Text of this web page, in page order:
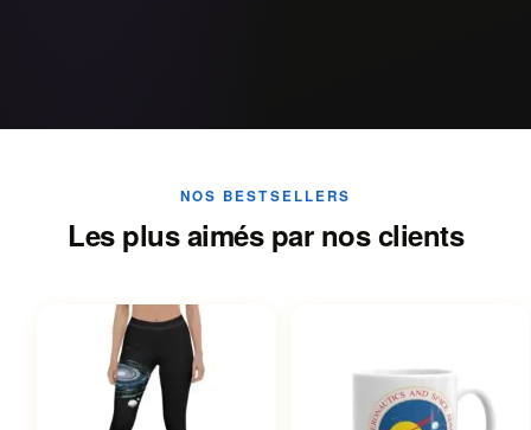
NOS BESTSELLERS
Les plus aimés par nos clients